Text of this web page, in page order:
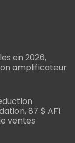
en 2026,
amplificateur
87 $ AF1
ventes